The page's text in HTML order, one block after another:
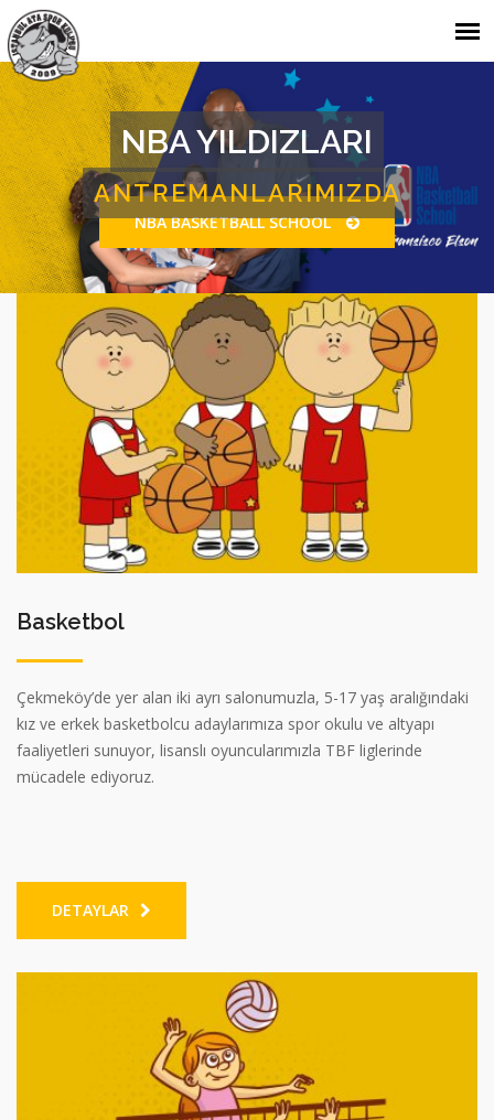
2024 - 2025 BASKETBOL
SEZONU BAŞLADI
BASKETBOL
Basketbol
Çekmeköy’de yer alan iki ayrı salonumuzla, 5-17 yaş aralığındaki
kız ve erkek basketbolcu adaylarımıza spor okulu ve altyapı
faaliyetleri sunuyor, lisanslı oyuncularımızla TBF liglerinde
mücadele ediyoruz.
DETAYLAR